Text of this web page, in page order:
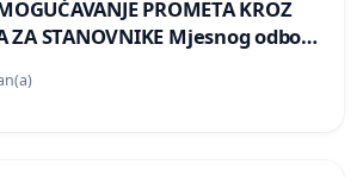
PROMETA KROZ
ZA STANOVNIKE Mjesnog odbora
Brdo